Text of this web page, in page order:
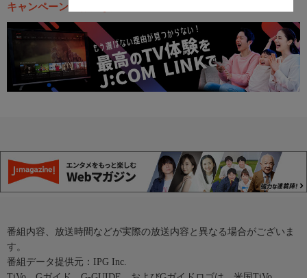
キャンペーン・お得な情報
番組内容、放送時間などが実際の放送内容と異なる場合がございま
す。
番組データ提供元：IPG Inc.